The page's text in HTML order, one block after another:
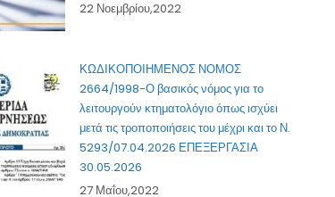
22 Νοεμβρίου,2022
ΚΩΔΙΚΟΠΟΙΗΜΕΝΟΣ ΝΟΜΟΣ
2664/1998-Ο βασικός νόμος για το
λειτουργούν κτηματολόγιο όπως ισχύει
μετά τις τροποποιήσεις του μέχρι και το Ν.
5293/07.04.2026 ΕΠΕΞΕΡΓΑΣΙΑ
30.05.2026
27 Μαΐου,2022